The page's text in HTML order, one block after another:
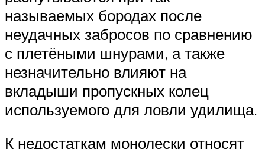
называемых бородах после
неудачных забросов по сравнению
с плетёными шнурами, а также
незначительно влияют на
вкладыши пропускных колец
используемого для ловли удилища.
К недостаткам монолески относят